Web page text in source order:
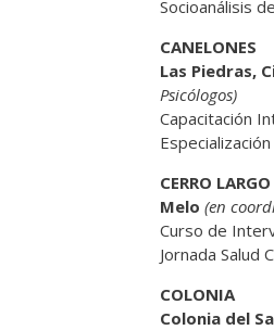
Socioanálisis
CANELONES
Las Piedras,
Psicólogos)
Capacitación
CERRO LARGO
Melo (en
Curso de
Jornada Salud
COLONIA
Colonia del